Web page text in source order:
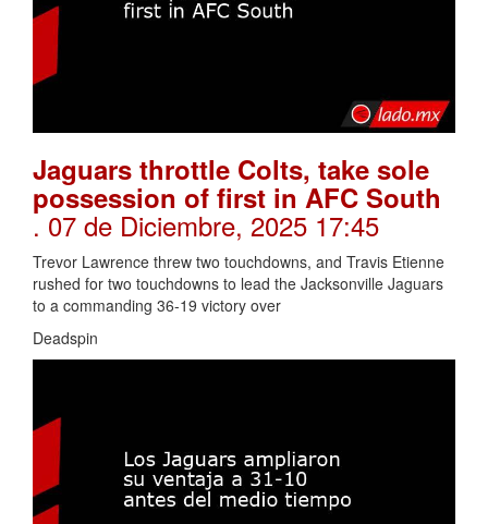
Jaguars throttle Colts, take sole
possession of first in AFC South
. 07 de Diciembre, 2025 17:45
Trevor Lawrence threw two touchdowns, and Travis Etienne
rushed for two touchdowns to lead the Jacksonville Jaguars
to a commanding 36-19 victory over
Deadspin